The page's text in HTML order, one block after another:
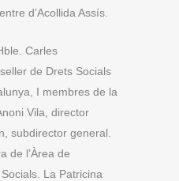
d’Acollida Assís.
Carles
de Drets Socials
I membres de la
Vila, director
subdirector general.
de l’Àrea de
La Patricina